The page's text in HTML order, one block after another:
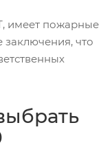
имеет пожарные
что